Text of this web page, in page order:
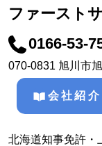
ファースト
0166-53-
070-0831 旭川市
会社紹介
北海道知事免許・